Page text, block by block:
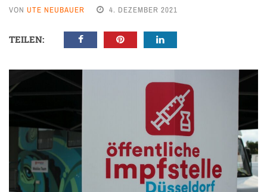
VON UTE NEUBAUER 4. DEZEMBER 2021
TEILEN: